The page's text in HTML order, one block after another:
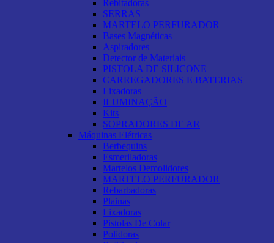
Rebitadoras
SERRAS
MARTELO PERFURADOR
Bases Magnéticas
Aspiradores
Detector de Materiais
PISTOLA DE SILICONE
CARREGADORES E BATERIAS
Lixadoras
ILUMINAÇÃO
Kits
SOPRADORES DE AR
Máquinas Elétricas
Berbequins
Esmeriladoras
Martelos Demolidores
MARTELO PERFURADOR
Rebarbadoras
Plainas
Lixadoras
Pistolas De Colar
Polidoras